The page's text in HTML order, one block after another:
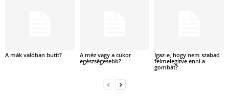
A mák valóban butít?
A méz vagy a cukor
egészségesebb?
Igaz-e, hogy nem szabad
felmelegítve enni a
gombát?